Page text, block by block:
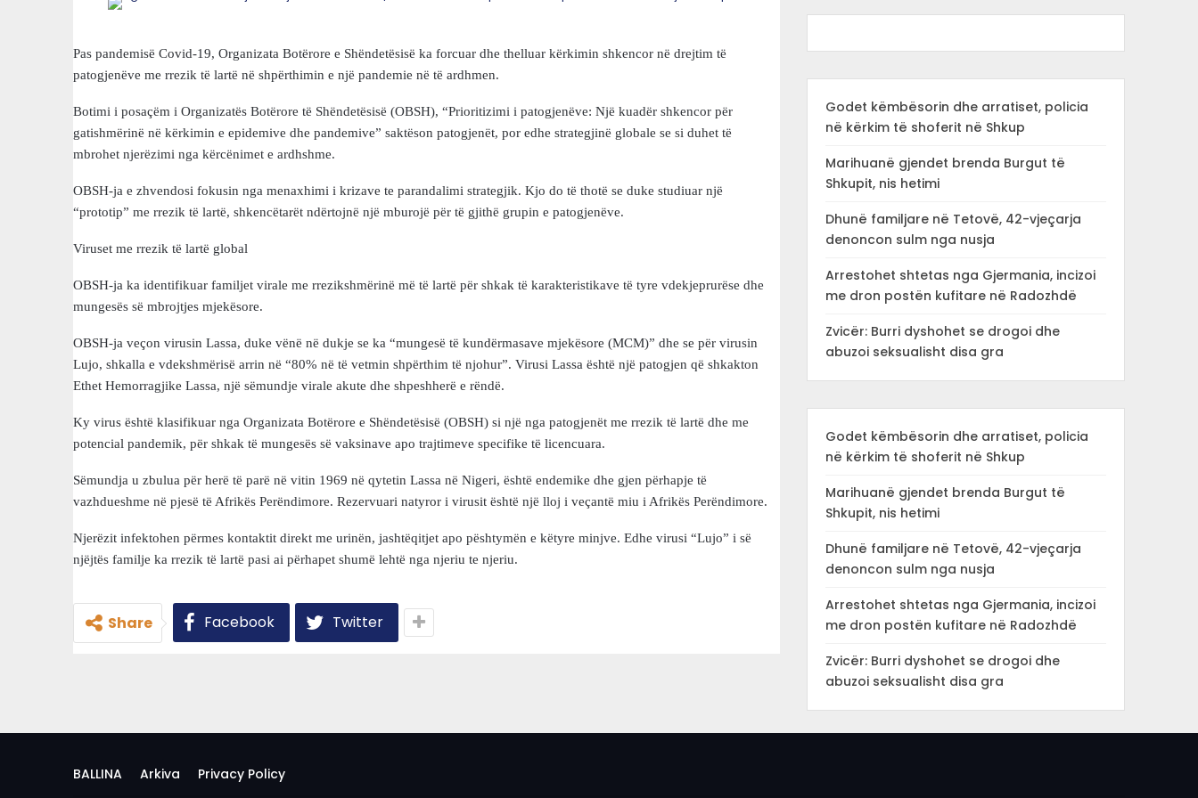
Pas pandemisë Covid-19, Organizata Botërore e Shëndetësisë ka forcuar dhe thelluar kërkimin shkencor në drejtim të
patogjenëve me rrezik të lartë në shpërthimin e një pandemie në të ardhmen.
Botimi i posaçëm i Organizatës Botërore të Shëndetësisë (OBSH), “Prioritizimi i patogjenëve: Një kuadër shkencor për
gatishmërinë në kërkimin e epidemive dhe pandemive” saktëson patogjenët, por edhe strategjinë globale se si duhet të
mbrohet njerëzimi nga kërcënimet e ardhshme.
OBSH-ja e zhvendosi fokusin nga menaxhimi i krizave te parandalimi strategjik. Kjo do të thotë se duke studiuar një
“prototip” me rrezik të lartë, shkencëtarët ndërtojnë një mburojë për të gjithë grupin e patogjenëve.
Viruset me rrezik të lartë global
OBSH-ja ka identifikuar familjet virale me rrezikshmërinë më të lartë për shkak të karakteristikave të tyre vdekjeprurëse dhe
mungesës së mbrojtjes mjekësore.
OBSH-ja veçon virusin Lassa, duke vënë në dukje se ka “mungesë të kundërmasave mjekësore (MCM)” dhe se për virusin
Lujo, shkalla e vdekshmërisë arrin në “80% në të vetmin shpërthim të njohur”. Virusi Lassa është një patogjen që shkakton
Ethet Hemorragjike Lassa, një sëmundje virale akute dhe shpeshherë e rëndë.
Ky virus është klasifikuar nga Organizata Botërore e Shëndetësisë (OBSH) si një nga patogjenët me rrezik të lartë dhe me
potencial pandemik, për shkak të mungesës së vaksinave apo trajtimeve specifike të licencuara.
Sëmundja u zbulua për herë të parë në vitin 1969 në qytetin Lassa në Nigeri, është endemike dhe gjen përhapje të
vazhdueshme në pjesë të Afrikës Perëndimore. Rezervuari natyror i virusit është një lloj i veçantë miu i Afrikës Perëndimore.
Njerëzit infektohen përmes kontaktit direkt me urinën, jashtëqitjet apo pështymën e këtyre minjve. Edhe virusi “Lujo” i së
njëjtës familje ka rrezik të lartë pasi ai përhapet shumë lehtë nga njeriu te njeriu.
Share Facebook Twitter
Godet këmbësorin dhe arratiset, policia
në kërkim të shoferit në Shkup
Marihuanë gjendet brenda Burgut të
Shkupit, nis hetimi
Dhunë familjare në Tetovë, 42-vjeçarja
denoncon sulm nga nusja
Arrestohet shtetas nga Gjermania, incizoi
me dron postën kufitare në Radozhdë
Zvicër: Burri dyshohet se drogoi dhe
abuzoi seksualisht disa gra
Godet këmbësorin dhe arratiset, policia
në kërkim të shoferit në Shkup
Marihuanë gjendet brenda Burgut të
Shkupit, nis hetimi
Dhunë familjare në Tetovë, 42-vjeçarja
denoncon sulm nga nusja
Arrestohet shtetas nga Gjermania, incizoi
me dron postën kufitare në Radozhdë
Zvicër: Burri dyshohet se drogoi dhe
abuzoi seksualisht disa gra
BALLINA Arkiva Privacy Policy